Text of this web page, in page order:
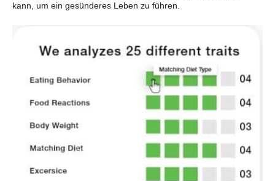
kann, um ein gesünderes Leben zu führen.